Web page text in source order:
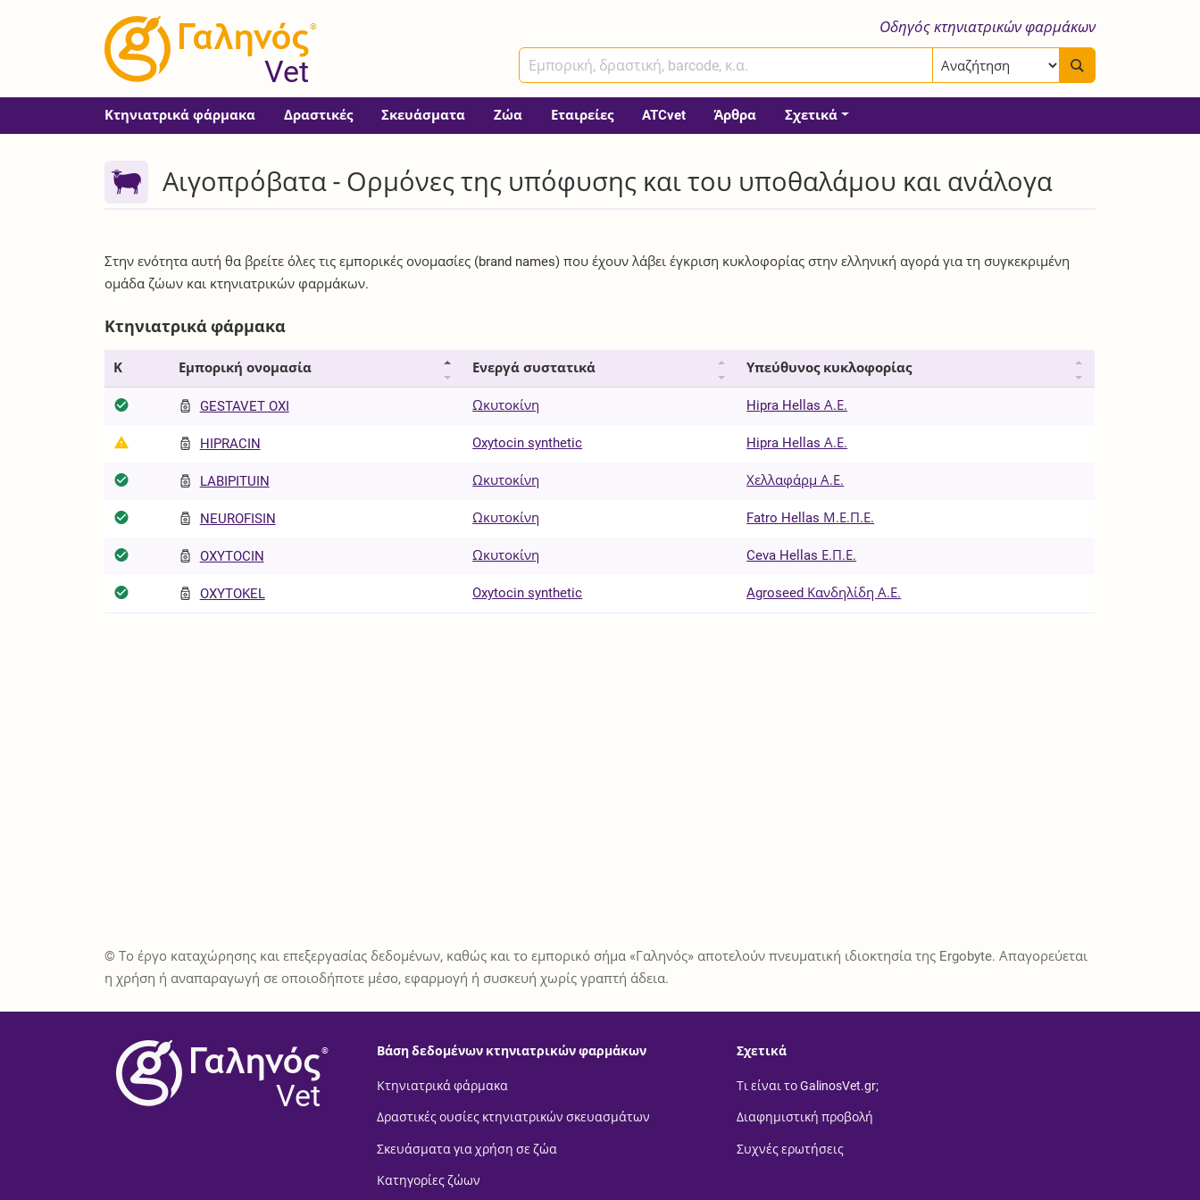
®
Vet
Οδηγός κτηνιατρικών φαρμάκων
Κτηνιατρικά φάρμακα Δραστικές Σκευάσματα Ζώα Εταιρείες ATCvet Άρθρα Σχετικά
Αιγοπρόβατα - Ορμόνες της υπόφυσης και του υποθαλάμου και ανάλογα
Στην ενότητα αυτή θα βρείτε όλες τις εμπορικές ονομασίες (brand names) που έχουν λάβει έγκριση κυκλοφορίας στην ελληνική αγορά για τη συγκεκριμένη
ομάδα ζώων και κτηνιατρικών φαρμάκων.
Κτηνιατρικά φάρμακα
Κ Εμπορική ονομασία Ενεργά συστατικά Υπεύθυνος κυκλοφορίας
GESTAVET OXI Ωκυτοκίνη Hipra Hellas Α.Ε.
HIPRACIN Oxytocin synthetic Hipra Hellas Α.Ε.
LABIPITUIN Ωκυτοκίνη Χελλαφάρμ Α.Ε.
NEUROFISIN Ωκυτοκίνη Fatro Hellas Μ.Ε.Π.Ε.
OXYTOCIN Ωκυτοκίνη Ceva Hellas Ε.Π.Ε.
OXYTOKEL Oxytocin synthetic Agroseed Κανδηλίδη Α.Ε.
© Το έργο καταχώρησης και επεξεργασίας δεδομένων, καθώς και το εμπορικό σήμα «Γαληνός» αποτελούν πνευματική ιδιοκτησία της Ergobyte. Απαγορεύεται
η χρήση ή αναπαραγωγή σε οποιοδήποτε μέσο, εφαρμογή ή συσκευή χωρίς γραπτή άδεια.
®
Vet
Βάση δεδομένων κτηνιατρικών φαρμάκων
Κτηνιατρικά φάρμακα
Δραστικές ουσίες κτηνιατρικών σκευασμάτων
Σκευάσματα για χρήση σε ζώα
Κατηγορίες ζώων
Σχετικά
Τι είναι το GalinosVet.gr;
Διαφημιστική προβολή
Συχνές ερωτήσεις